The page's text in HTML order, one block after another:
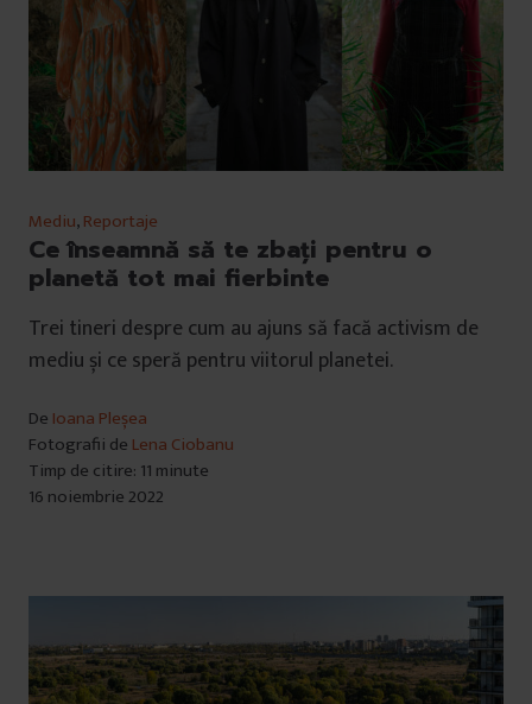
Mediu,Reportaje
Ce înseamnă să te zbați pentru o
planetă tot mai fierbinte
Trei tineri despre cum au ajuns să facă activism de
mediu și ce speră pentru viitorul planetei.
De Ioana Pleșea
Fotografii de Lena Ciobanu
Timp de citire: 11 minute
16 noiembrie 2022